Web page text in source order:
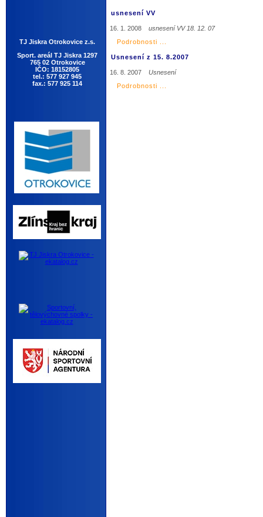
TJ Jiskra Otrokovice z.s.
Sport. areál TJ Jiskra 1297
765 02 Otrokovice
IČO: 18152805
tel.: 577 927 945
fax.: 577 925 114
usnesení VV
16. 1. 2008
usnesení VV 18. 12. 07
Podrobnosti ...
Usnesení z 15. 8.2007
16. 8. 2007
Usnesení
Podrobnosti ...